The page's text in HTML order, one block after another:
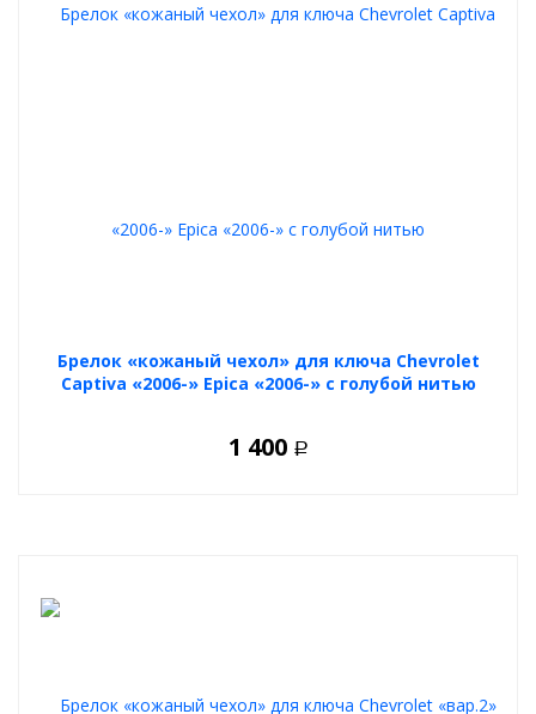
Брелок «кожаный чехол» для ключа Chevrolet
Captiva «2006-» Epica «2006-» с голубой нитью
1 400 Р